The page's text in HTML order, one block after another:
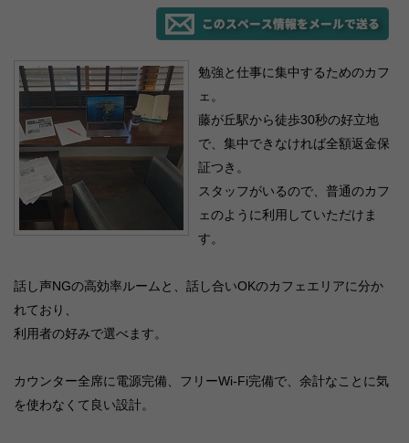
勉強と仕事に集中するためのカフ
ェ。
藤が丘駅から徒歩30秒の好立地
で、集中できなければ全額返金保
証つき。
スタッフがいるので、普通のカフ
ェのように利用していただけま
す。
話し声NGの高効率ルームと、話し合いOKのカフェエリアに分か
れており、
利用者の好みで選べます。
カウンター全席に電源完備、フリーWi-Fi完備で、余計なことに気
を使わなくて良い設計。